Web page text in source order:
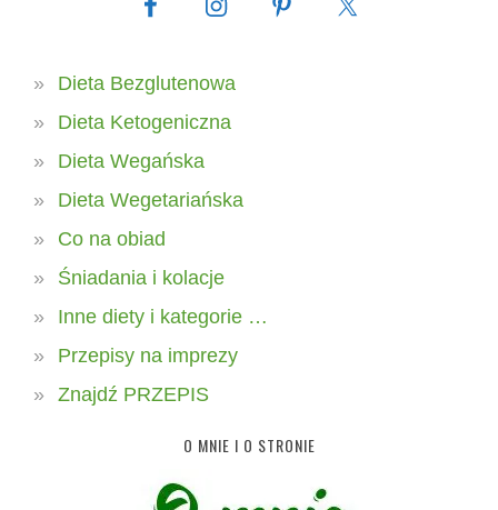
Dieta Bezglutenowa
Dieta Ketogeniczna
Dieta Wegańska
Dieta Wegetariańska
Co na obiad
Śniadania i kolacje
Inne diety i kategorie …
Przepisy na imprezy
Znajdź PRZEPIS
O MNIE I O STRONIE